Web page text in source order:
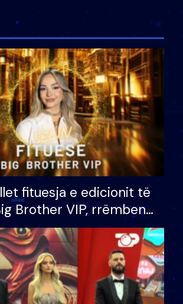
fituesja e edicionit të
Brother VIP, rrëmben
prej 100 mijë eurosh